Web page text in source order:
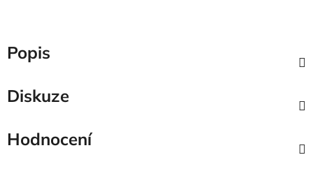
Popis
Diskuze
Hodnocení